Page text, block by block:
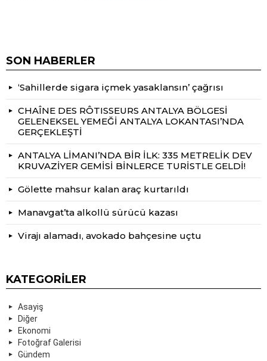
SON HABERLER
‘Sahillerde sigara içmek yasaklansın’ çağrısı
CHAÎNE DES RÔTISSEURS ANTALYA BÖLGESİ
GELENEKSEL YEMEĞİ ANTALYA LOKANTASI’NDA
GERÇEKLEŞTİ
ANTALYA LİMANI’NDA BİR İLK: 335 METRELİK DEV
KRUVAZİYER GEMİSİ BİNLERCE TURİSTLE GELDİ!
Gölette mahsur kalan araç kurtarıldı
Manavgat’ta alkollü sürücü kazası
Virajı alamadı, avokado bahçesine uçtu
KATEGORILER
Asayiş
Diğer
Ekonomi
Fotoğraf Galerisi
Gündem